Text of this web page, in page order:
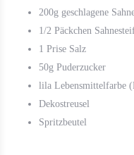
200g geschlagene
1/2 Päckchen
1 Prise Salz
50g Puderzucker
lila Lebensmittelfarbe
Dekostreusel
Spritzbeutel